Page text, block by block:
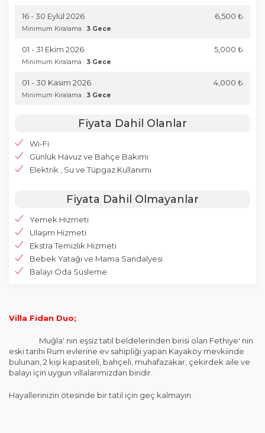
16 - 30 Eylül 2026
Minimum Kiralama : 3 Gece
6,500 ₺
01 - 31 Ekim 2026
Minimum Kiralama : 3 Gece
5,000 ₺
01 - 30 Kasım 2026
Minimum Kiralama : 3 Gece
4,000 ₺
Fiyata Dahil Olanlar
Wi-Fi
Günlük Havuz ve Bahçe Bakımı
Elektrik , Su ve Tüpgaz Kullanımı
Fiyata Dahil Olmayanlar
Yemek Hizmeti
Ulaşım Hizmeti
Ekstra Temizlik Hizmeti
Bebek Yatağı ve Mama Sandalyesi
Balayı Oda Süsleme
Villa Fidan Duo;
Muğla' nın eşsiz tatil beldelerinden birisi olan Fethiye' nin
eski tarihi Rum evlerine ev sahipliği yapan Kayaköy mevkiinde
bulunan, 2 kişi kapasiteli, bahçeli, muhafazakar, çekirdek aile ve
balayı için uygun villalarımızdan biridir.
Hayallerinizin ötesinde bir tatil için geç kalmayın.